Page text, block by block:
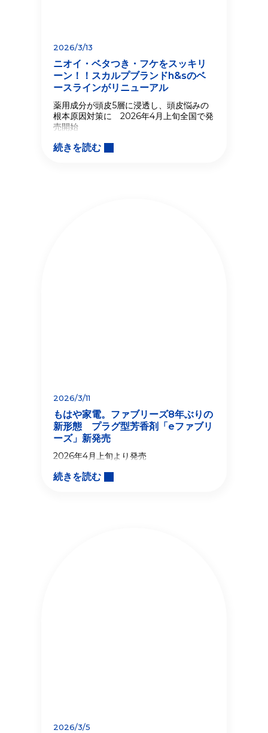
2026/3/13
ニオイ・ベタつき・フケをスッキリ
ーン！！スカルプブランドh&sのベ
ースラインがリニューアル
薬用成分が頭皮5層に浸透し、頭皮悩みの
根本原因対策に 2026年4月上旬全国で発
売開始
続きを読む
2026/3/11
もはや家電。ファブリーズ8年ぶりの
新形態 プラグ型芳香剤「eファブリ
ーズ」新発売
2026年4月上旬より発売
続きを読む
2026/3/5